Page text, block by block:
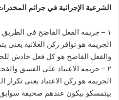
الشرعية الإجرائية في جرائم
١ – جريمه الفعل الفاضح فى
الجريمه هو توافر ركن العلانية
والفعل الفاضح هو كل فعل خادش
٢ – جريمه الاعتياد على الفسق
الجريمه هو ركن الاعتياد يعنى تكرار
بيتمسكو بيكون عندهم صحيفة